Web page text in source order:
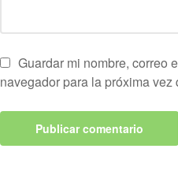
Guardar mi nombre, correo
navegador para la próxima